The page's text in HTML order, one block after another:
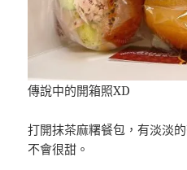
傳說中的開箱照XD
打開抹茶麻糬餐包，有淡淡
不會很甜。